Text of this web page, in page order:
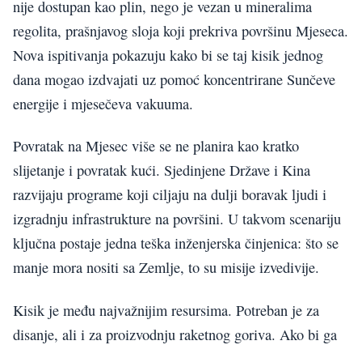
nije dostupan kao plin, nego je vezan u mineralima
regolita, prašnjavog sloja koji prekriva površinu Mjeseca.
Nova ispitivanja pokazuju kako bi se taj kisik jednog
dana mogao izdvajati uz pomoć koncentrirane Sunčeve
energije i mjesečeva vakuuma.
Povratak na Mjesec više se ne planira kao kratko
slijetanje i povratak kući. Sjedinjene Države i Kina
razvijaju programe koji ciljaju na dulji boravak ljudi i
izgradnju infrastrukture na površini. U takvom scenariju
ključna postaje jedna teška inženjerska činjenica: što se
manje mora nositi sa Zemlje, to su misije izvedivije.
Kisik je među najvažnijim resursima. Potreban je za
disanje, ali i za proizvodnju raketnog goriva. Ako bi ga